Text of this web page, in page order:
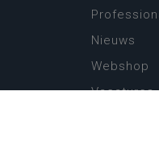
Nieuws
Webshop
Vacatures